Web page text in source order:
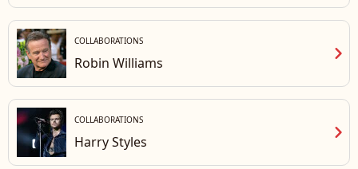
COLLABORATIONS
Robin Williams chevron_right
COLLABORATIONS
Harry Styles chevron_right